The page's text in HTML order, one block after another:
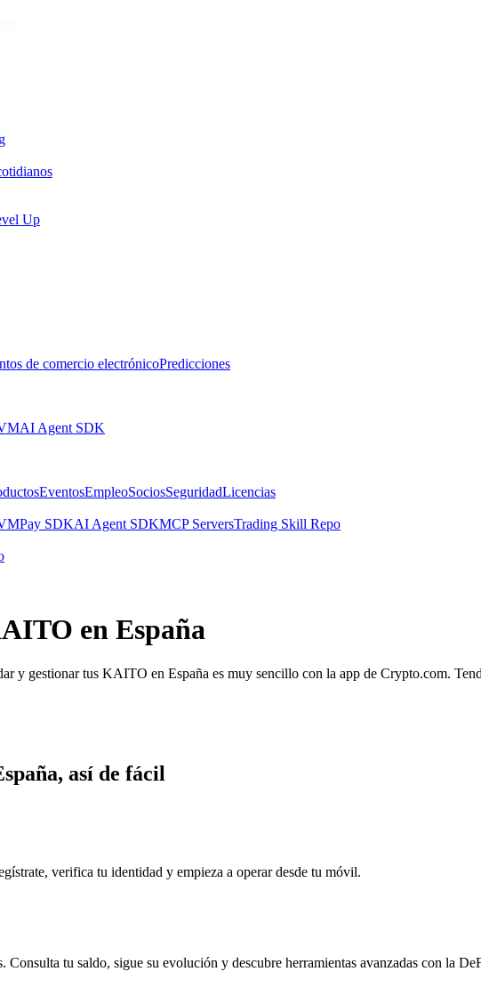
Up
de comercio electrónicoPredicciones
AI Agent SDK
EventosEmpleoSociosSeguridadLicencias
Pay SDKAI Agent SDKMCP ServersTrading Skill Repo
en España
y gestionar tus KAITO en España es muy sencillo con la app de Crypto.com.
así de fácil
verifica tu identidad y empieza a operar desde tu móvil.
Consulta tu saldo, sigue su evolución y descubre herramientas avanzadas con la